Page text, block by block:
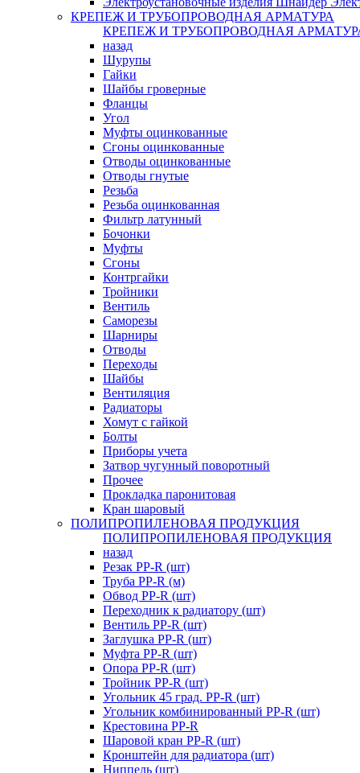
КРЕПЕЖ И ТРУБОПРОВОДНАЯ АРМАТУРА
КРЕПЕЖ И ТРУБОПРОВОДНАЯ
назад
Шурупы
Гайки
Шайбы гроверные
Фланцы
Угол
Муфты оцинкованные
Сгоны оцинкованные
Отводы оцинкованные
Отводы гнутые
Резьба
Резьба оцинкованная
Фильтр латунный
Бочонки
Муфты
Сгоны
Контргайки
Тройники
Вентиль
Саморезы
Шарниры
Отводы
Переходы
Шайбы
Вентиляция
Радиаторы
Хомут с гайкой
Болты
Приборы учета
Затвор чугунный поворотный
Прочее
Прокладка паронитовая
Кран шаровый
ПОЛИПРОПИЛЕНОВАЯ ПРОДУКЦИЯ
ПОЛИПРОПИЛЕНОВАЯ ПРОДУКЦИЯ
назад
Резак PP-R (шт)
Труба PP-R (м)
Обвод PP-R (шт)
Переходник к радиатору (шт)
Вентиль PP-R (шт)
Заглушка PP-R (шт)
Муфта PP-R (шт)
Опора PP-R (шт)
Тройник PP-R (шт)
Угольник 45 град. PP-R (шт)
Угольник комбинированный PP-R (шт)
Крестовина PP-R
Шаровой кран PP-R (шт)
Кронштейн для радиатора (шт)
Ниппель (шт)